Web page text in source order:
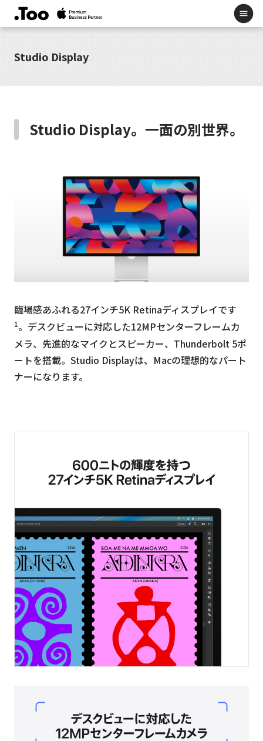
Studio Display
Studio Display。一面の別世界。
臨場感あふれる27インチ5K Retinaディスプレイです
1。デスクビューに対応した12MPセンターフレームカ
メラ、先進的なマイクとスピーカー、Thunderbolt 5ポ
ートを搭載。Studio Displayは、Macの理想的なパート
ナーになります。